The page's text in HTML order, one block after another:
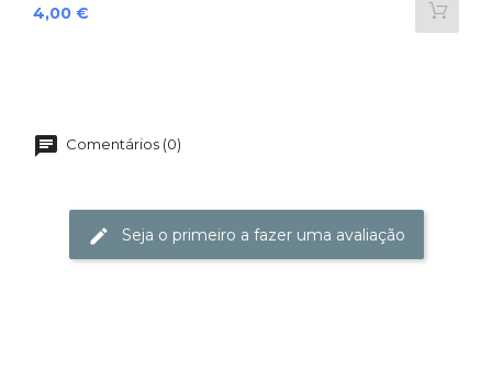
Preço
4,00 €
Comentários (0)
Seja o primeiro a fazer uma avaliação